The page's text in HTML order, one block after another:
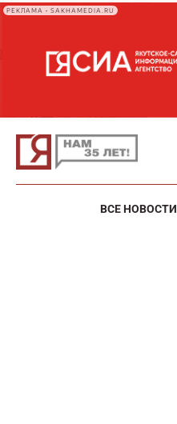
РЕКЛАМА • SAKHAMEDIA.RU
ВСЕ НОВОСТИ